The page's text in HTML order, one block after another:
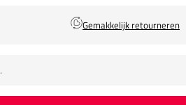
Gemakkelijk retourneren